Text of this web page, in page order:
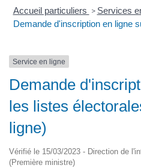
Accueil particuliers > Services
Demande d'inscription en ligne
Service en ligne
Demande
les listes
ligne)
Vérifié le 15/03/2023 - Direction de
(Première ministre)